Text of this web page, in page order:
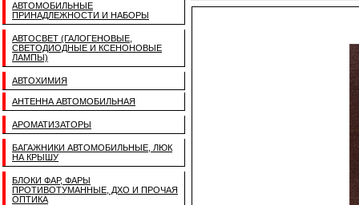
АВТОМОБИЛЬНЫЕ
ПРИНАДЛЕЖНОСТИ И НАБОРЫ
АВТОСВЕТ (ГАЛОГЕНОВЫЕ,
СВЕТОДИОДНЫЕ И КСЕНОНОВЫЕ
ЛАМПЫ)
АВТОХИМИЯ
АНТЕННА АВТОМОБИЛЬНАЯ
АРОМАТИЗАТОРЫ
БАГАЖНИКИ АВТОМОБИЛЬНЫЕ, ЛЮК
НА КРЫШУ
БЛОКИ ФАР, ФАРЫ
ПРОТИВОТУМАННЫЕ, ДХО И ПРОЧАЯ
ОПТИКА